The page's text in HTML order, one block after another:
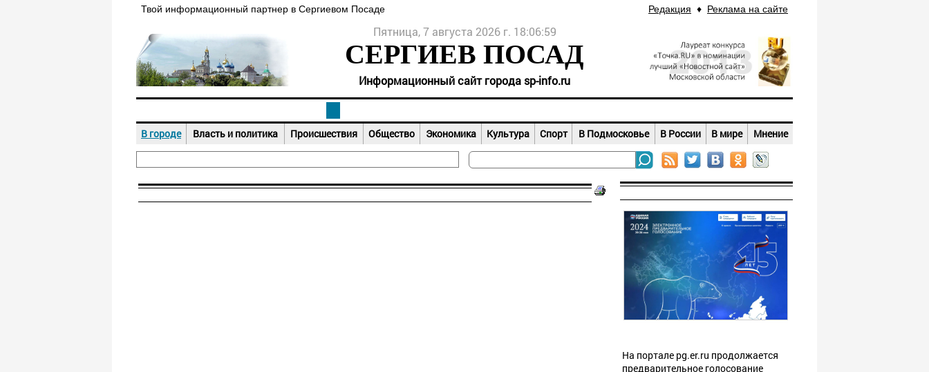
Твой информационный партнер в Сергиевом Посаде Редакция ♦ Реклама на сайте
Пятница, 7 августа 2026 г. 18:07:00
СЕРГИЕВ ПОСАД
Информационный сайт города sp-info.ru
В городе Власть и политика Происшествия Общество Экономика Культура Спорт В Подмосковье В России В мире Мнение
На портале pg.er.ru продолжается
предварительное голосование